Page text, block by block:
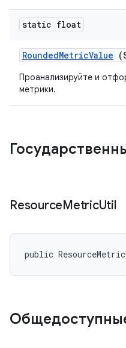
static float
RoundedMetricValue
Проанализируйте и
метрики.
ResourceMetricUtil
public